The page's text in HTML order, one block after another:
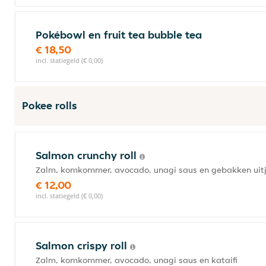
Pokébowl en fruit tea bubble tea
€ 18,50
incl. statiegeld (€ 0,00)
Pokee rolls
Salmon crunchy roll
Zalm, komkommer, avocado, unagi saus en gebakken
€ 12,00
incl. statiegeld (€ 0,00)
Salmon crispy roll
Zalm, komkommer, avocado, unagi saus en kataifi